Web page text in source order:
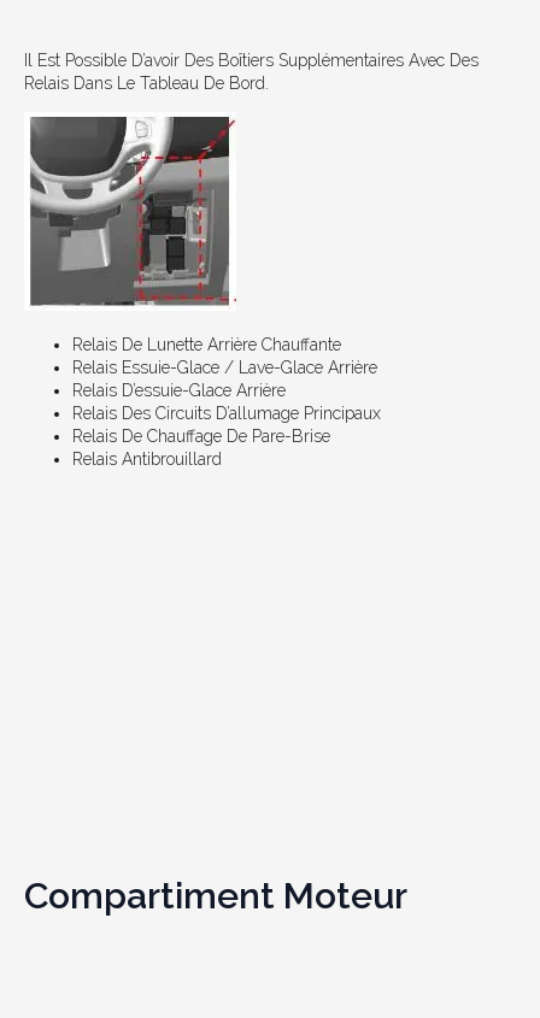
Il Est Possible D’avoir Des Boîtiers Supplémentaires Avec Des
Relais Dans Le Tableau De Bord.
Relais De Lunette Arrière Chauffante
Relais Essuie-Glace / Lave-Glace Arrière
Relais D’essuie-Glace Arrière
Relais Des Circuits D’allumage Principaux
Relais De Chauffage De Pare-Brise
Relais Antibrouillard
Compartiment Moteur